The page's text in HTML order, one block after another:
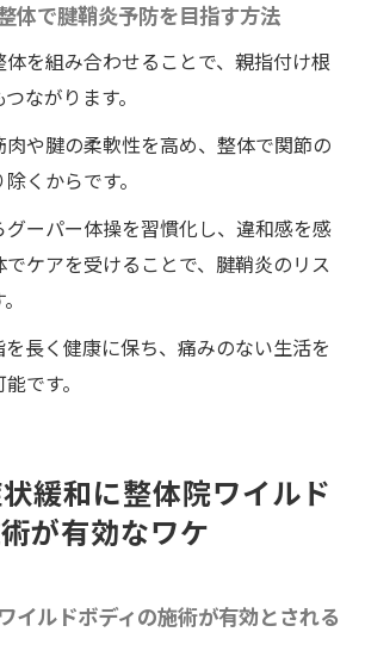
体で腱鞘炎予防を目指す方法
を組み合わせることで、親指付け根
ながります。
や腱の柔軟性を高め、整体で関節の
くからです。
ーパー体操を習慣化し、違和感を感
でケアを受けることで、腱鞘炎のリス
を長く健康に保ち、痛みのない生活を
です。
緩和に整体院ワイルド
が有効なワケ
イルドボディの施術が有効とされる